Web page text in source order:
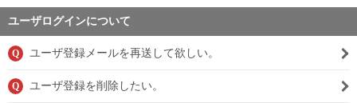
ユーザログインについて
Q ユーザ登録メールを再送して欲しい。
Q ユーザ登録を削除したい。